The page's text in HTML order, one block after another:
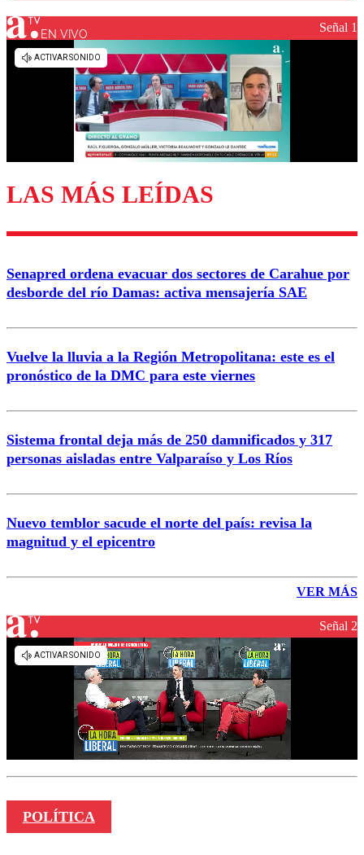
Los comentarios son moderados para garantizar un
diálogo respetuoso.
Enviar comentario
EN VIVO Señal 1
LAS MÁS LEÍDAS
Senapred ordena evacuar dos sectores de Carahue por
desborde del río Damas: activa mensajería SAE
Vuelve la lluvia a la Región Metropolitana: este es el
pronóstico de la DMC para este viernes
Sistema frontal deja más de 250 damnificados y 317
personas aisladas entre Valparaíso y Los Ríos
Nuevo temblor sacude el norte del país: revisa la
magnitud y el epicentro
VER MÁS
Señal 2
POLÍTICA